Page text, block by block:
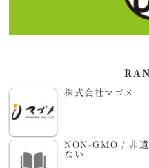
株式会社マゴメ
NON-GMO / 非遺
ない